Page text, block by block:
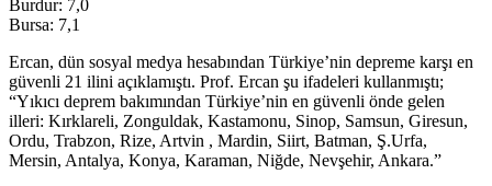
Burdur: 7,0
Bursa: 7,1
Ercan, dün sosyal medya hesabından Türkiye’nin depreme karşı en
güvenli 21 ilini açıklamıştı. Prof. Ercan şu ifadeleri kullanmıştı;
“Yıkıcı deprem bakımından Türkiye’nin en güvenli önde gelen
illeri: Kırklareli, Zonguldak, Kastamonu, Sinop, Samsun, Giresun,
Ordu, Trabzon, Rize, Artvin , Mardin, Siirt, Batman, Ş.Urfa,
Mersin, Antalya, Konya, Karaman, Niğde, Nevşehir, Ankara.”